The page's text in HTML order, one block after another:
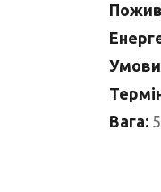
Умови
Вага: